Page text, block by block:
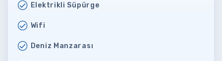
Elektrikli Süpürge
Wifi
Deniz Manzarası